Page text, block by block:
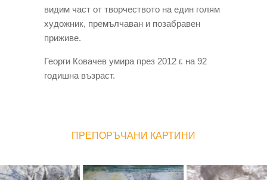
видим част от творчеството на един голям
художник, премълчаван и позабравен
приживе.
Георги Ковачев умира през 2012 г. на 92
годишна възраст.
ПРЕПОРЪЧАНИ КАРТИНИ